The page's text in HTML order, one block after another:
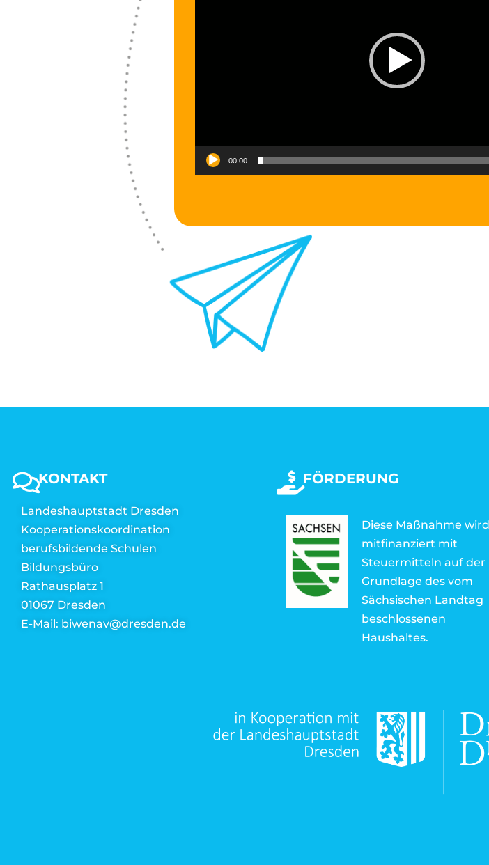
00:00
KONTAKT
Landeshauptstadt Dresden
Kooperationskoordination
berufsbildende Schulen
Bildungsbüro
Rathausplatz 1
01067 Dresden
E-Mail: biwenav@dresden.de
FÖRDERUNG
Diese Maßnahme wird
mitfinanziert mit
Steuermitteln auf der
Grundlage des vom
Sächsischen Landtag
beschlossenen
Haushaltes.